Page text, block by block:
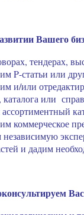
Вашего
тендерах,
P-статьи или
и/или
каталога или
ассортиментный
коммерческое
независимую
и дадим